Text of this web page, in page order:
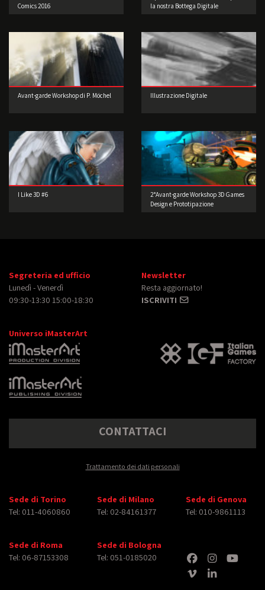
Comics 2016
la nostra Bottega Digitale
Avant-garde Workshop di P. Möchel Illustrazione Digitale
I Like 3D #6
2°Avant-garde Workshop 3D Games
Design e Prototipazione
Segreteria ed ufficio
Lunedì - Venerdì
09:30-13:30 15:00-18:30
Newsletter
Resta aggiornato!
ISCRIVITI
Universo iMasterArt
CONTATTACI
Trattamento dei dati personali
Sede di Torino
Tel: 011-4060860
Sede di Milano
Tel: 02-84161377
Sede di Genova
Tel: 010-9861113
Sede di Roma
Tel: 06-87153308
Sede di Bologna
Tel: 051-0185020